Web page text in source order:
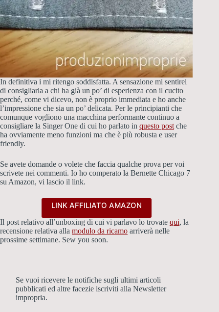
In definitiva i mi ritengo soddisfatta. A sensazione mi sentirei
di consigliarla a chi ha già un po’ di esperienza con il cucito
perché, come vi dicevo, non è proprio immediata e ho anche
l’impressione che sia un po’ delicata. Per le principianti che
comunque vogliono una macchina performante continuo a
consigliare la Singer One di cui ho parlato in questo post che
ha ovviamente meno funzioni ma che è più robusta e user
friendly.
Se avete domande o volete che faccia qualche prova per voi
scrivete nei commenti. Io ho comperato la Bernette Chicago 7
su Amazon, vi lascio il link.
LINK AFFILIATO AMAZON
Il post relativo all’unboxing di cui vi parlavo lo trovate qui, la
recensione relativa alla modulo da ricamo arriverà nelle
prossime settimane. Sew you soon.
Se vuoi ricevere le notifiche sugli ultimi articoli
pubblicati ed altre facezie iscriviti alla Newsletter
impropria.